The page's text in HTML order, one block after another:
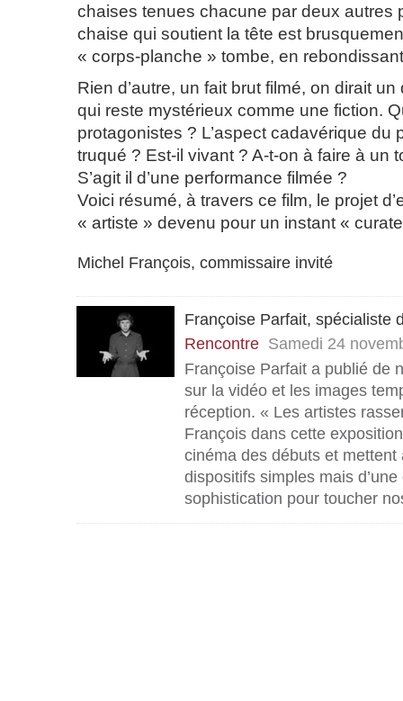
chaises tenues chacune par deux autres
chaise qui soutient la tête est
« corps-planche » tombe, en
Rien d’autre, un fait brut filmé, on dirait
qui reste mystérieux comme une fiction.
protagonistes ? L’aspect cadavérique du
truqué ? Est-il vivant ? A-t-on à faire à un
S’agit il d’une performance filmée ?
Voici résumé, à travers ce film, le projet
« artiste » devenu pour un instant «
Michel François, commissaire invité
Françoise Parfait, spécialiste
Rencontre Samedi 24
Françoise Parfait a publié de
sur la vidéo et les images
réception. « Les artistes
François dans cette
cinéma des débuts et mettent
dispositifs simples mais d’une
sophistication pour toucher